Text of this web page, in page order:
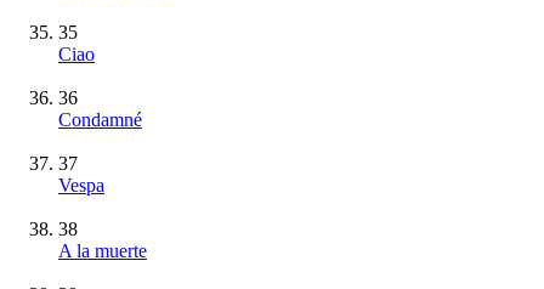
35
Ciao
36
Condamné
37
Vespa
38
A la muerte